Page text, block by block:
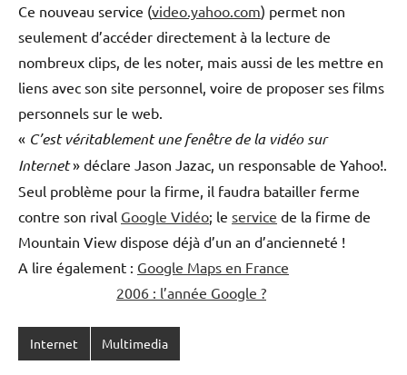
Ce nouveau service (video.yahoo.com) permet non
seulement d’accéder directement à la lecture de
nombreux clips, de les noter, mais aussi de les mettre en
liens avec son site personnel, voire de proposer ses films
personnels sur le web.
« C’est véritablement une fenêtre de la vidéo sur
Internet» déclare Jason Jazac, un responsable de Yahoo!.
Seul problème pour la firme, il faudra batailler ferme
contre son rival Google Vidéo; le service de la firme de
Mountain View dispose déjà d’un an d’ancienneté !
A lire également : Google Maps en France
2006 : l’année Google ?
Internet Multimedia